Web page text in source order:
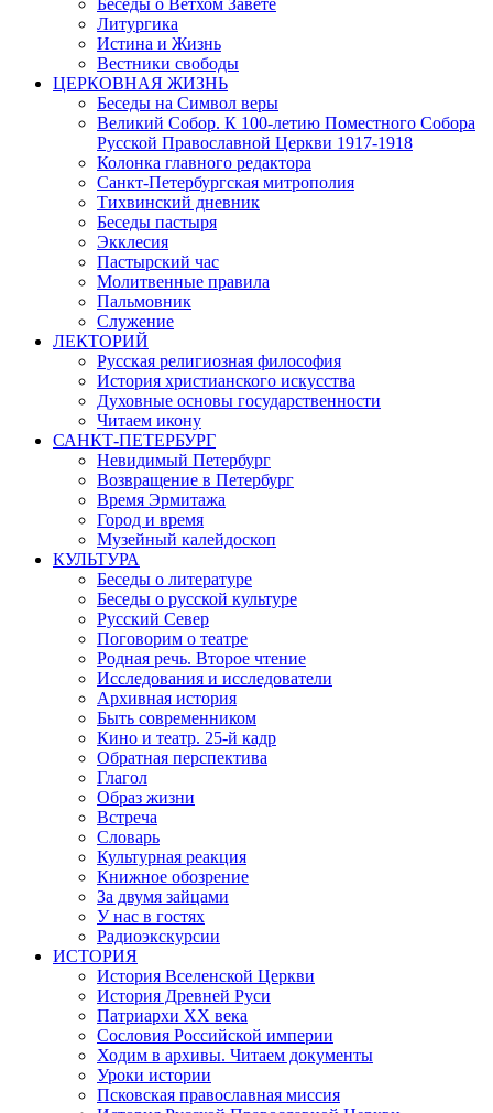
Литургика
Истина и Жизнь
Вестники свободы
ЦЕРКОВНАЯ ЖИЗНЬ
Беседы на Символ веры
Великий Собор. К 100-летию Поместного Собора
Русской Православной Церкви 1917-1918
Колонка главного редактора
Санкт-Петербургская митрополия
Тихвинский дневник
Беседы пастыря
Экклесия
Пастырский час
Молитвенные правила
Пальмовник
Служение
ЛЕКТОРИЙ
Русская религиозная философия
История христианского искусства
Духовные основы государственности
Читаем икону
САНКТ-ПЕТЕРБУРГ
Невидимый Петербург
Возвращение в Петербург
Время Эрмитажа
Город и время
Музейный калейдоскоп
КУЛЬТУРА
Беседы о литературе
Беседы о русской культуре
Русский Север
Поговорим о театре
Родная речь. Второе чтение
Исследования и исследователи
Архивная история
Быть современником
Кино и театр. 25-й кадр
Обратная перспектива
Глагол
Образ жизни
Встреча
Словарь
Культурная реакция
Книжное обозрение
За двумя зайцами
У нас в гостях
Радиоэкскурсии
ИСТОРИЯ
История Вселенской Церкви
История Древней Руси
Патриархи XX века
Сословия Российской империи
Ходим в архивы. Читаем документы
Уроки истории
Псковская православная миссия